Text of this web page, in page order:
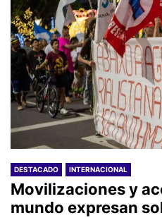
DESTACADO INTERNACIONAL
Movilizaciones y
mundo expresan